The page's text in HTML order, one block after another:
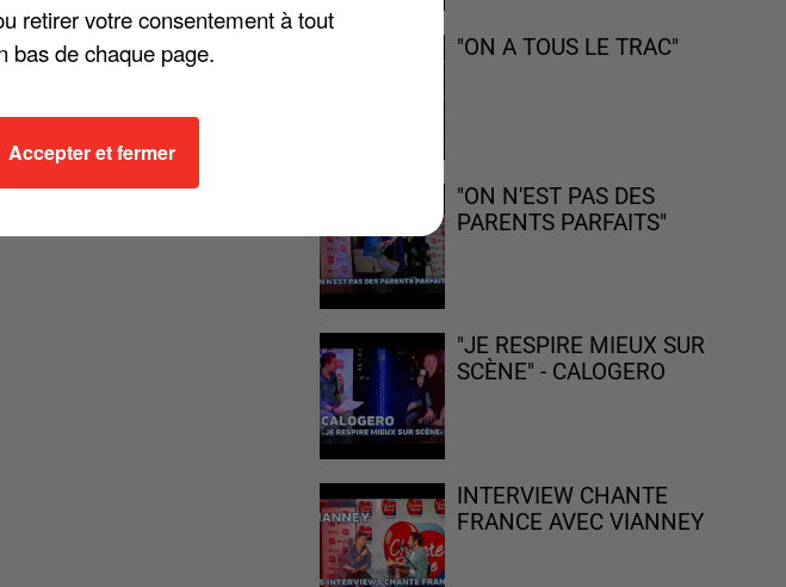
Je vais enfin souffler. Cette
fin à sa participation :
avait 360 par soir !
». C'est dit !
"ON A TOUS LE TRAC"
"ON N'EST PAS DES
PARENTS PARFAITS"
"JE RESPIRE MIEUX SUR
SCÈNE" - CALOGERO
INTERVIEW CHANTE
FRANCE AVEC VIANNEY
retirer votre consentement à tout
bas de chaque page.
Accepter et fermer